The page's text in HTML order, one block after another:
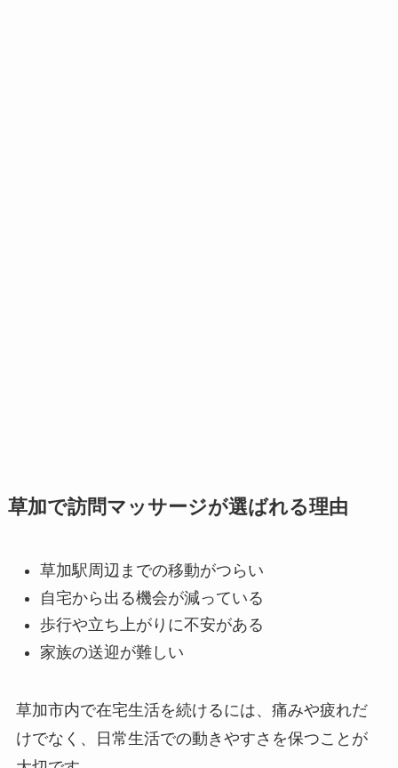
草加で訪問マッサージが選ばれる理由
草加駅周辺までの移動がつらい
自宅から出る機会が減っている
歩行や立ち上がりに不安がある
家族の送迎が難しい
草加市内で在宅生活を続けるには、痛みや疲れだ
けでなく、日常生活での動きやすさを保つことが